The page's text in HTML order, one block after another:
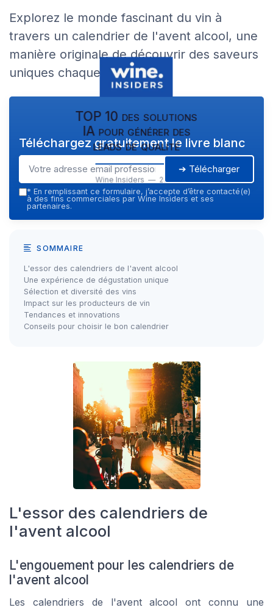
Explorez le monde fascinant du vin à
travers un calendrier de l'avent alcool, une
manière originale de découvrir des saveurs
uniques chaque jour.
TOP 10 des solutions
IA pour générer des
leads de qualité
Wine Insiders — 2026
Téléchargez gratuitement le livre blanc
➔ Télécharger
* En remplissant ce formulaire, j’accepte d’être contacté(e)
à des fins commerciales par Wine Insiders et ses
partenaires.
SOMMAIRE
L'essor des calendriers de l'avent alcool
Une expérience de dégustation unique
Sélection et diversité des vins
Impact sur les producteurs de vin
Tendances et innovations
Conseils pour choisir le bon calendrier
L'essor des calendriers de
l'avent alcool
L'engouement pour les calendriers de
l'avent alcool
Les calendriers de l'avent alcool ont connu une